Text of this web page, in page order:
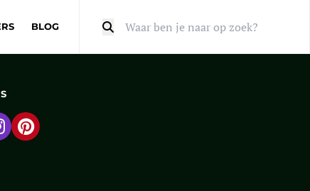
BLOG
Facebook
naar Instagram
Ga naar Pinterest